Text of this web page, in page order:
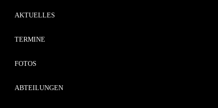
AKTUELLES
TERMINE
FOTOS
ABTEILUNGEN